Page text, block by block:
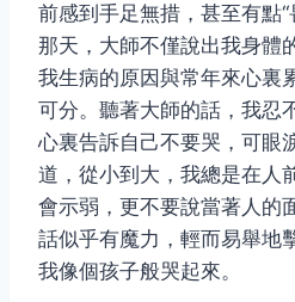
前感到手足無措，甚至有點“
那天，大師不僅說出我身體
我生病的原因與常年來心裏
可分。聽著大師的話，我忍
心裏告訴自己不要哭，可眼
道，從小到大，我總是在人
會示弱，更不要說當著人的
話似乎有魔力，輕而易舉地
我像個孩子般哭起來。